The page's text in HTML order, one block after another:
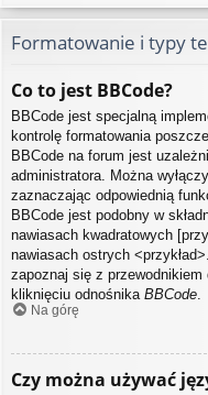
Formatowanie i typy
Co to jest BBCode?
BBCode jest specjalną
kontrolę formatowania
BBCode na forum jest
administratora. Można
zaznaczając odpowiednią
BBCode jest podobny w
nawiasach kwadratowych
nawiasach ostrych
zapoznaj się z
kliknięciu odnośnika BBCode.
Na górę
Czy można używać